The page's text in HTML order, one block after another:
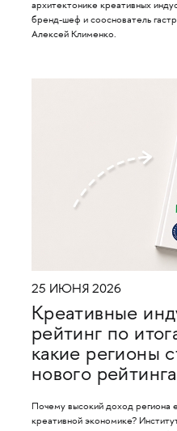
архитектонике креативных
бренд-шеф и сооснователь
Алексей Клименко.
25 ИЮНЯ 2026
Креативные
рейтинг по
какие регионы
нового
Почему высокий доход региона
креативной экономике?